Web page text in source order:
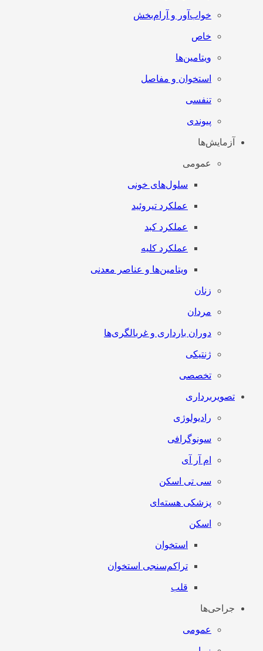
خواب‌آور و آرام‌بخش
خاص
ویتامین‌ها
استخوان و مفاصل
تنفسی
پیوندی
آزمایش‌ها
عمومی
سلول‌های خونی
عملکرد تیروئید
عملکرد کبد
عملکرد کلیه
ویتامین‌ها و عناصر معدنی
زنان
مردان
دوران بارداری و غربالگری‌ها
ژنتیکی
تخصصی
تصویربرداری
رادیولوژی
سونوگرافی
ام آر آی
سی تی اسکن
پزشکی هسته‌ای
اسکن
استخوان
تراکم‌سنجی استخوان
قلب
جراحی‌ها
عمومی